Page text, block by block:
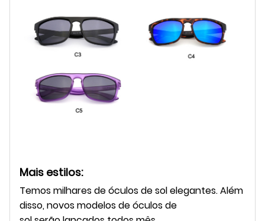
Mais estilos:
Temos milhares de óculos de sol elegantes. Além
disso, novos modelos de óculos de